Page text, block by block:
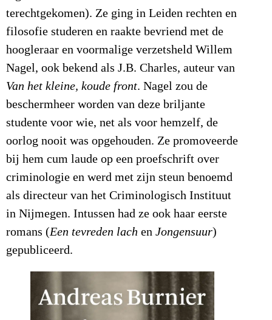
terechtgekomen). Ze ging in Leiden rechten en
filosofie studeren en raakte bevriend met de
hoogleraar en voormalige verzetsheld Willem
Nagel, ook bekend als J.B. Charles, auteur van
Van het kleine, koude front. Nagel zou de
beschermheer worden van deze briljante
studente voor wie, net als voor hemzelf, de
oorlog nooit was opgehouden. Ze promoveerde
bij hem cum laude op een proefschrift over
criminologie en werd met zijn steun benoemd
als directeur van het Criminologisch Instituut
in Nijmegen. Intussen had ze ook haar eerste
romans (Een tevreden lach en Jongensuur)
gepubliceerd.